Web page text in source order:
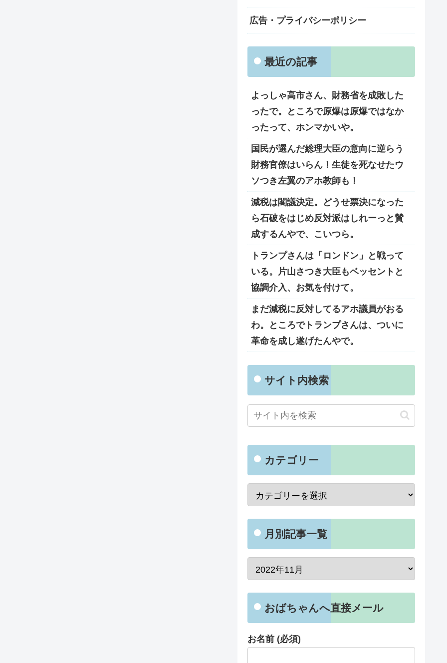
広告・プライバシーポリシー
最近の記事
よっしゃ高市さん、財務省を成敗した
ったで。ところで原爆は原爆ではなか
ったって、ホンマかいや。
国民が選んだ総理大臣の意向に逆らう
財務官僚はいらん！生徒を死なせたウ
ソつき左翼のアホ教師も！
減税は閣議決定。どうせ票決になった
ら石破をはじめ反対派はしれーっと賛
成するんやで、こいつら。
トランプさんは「ロンドン」と戦って
いる。片山さつき大臣もベッセントと
協調介入、お気を付けて。
まだ減税に反対してるアホ議員がおる
わ。ところでトランプさんは、ついに
革命を成し遂げたんやで。
サイト内検索
カテゴリー
月別記事一覧
おばちゃんへ直接メール
お名前 (必須)